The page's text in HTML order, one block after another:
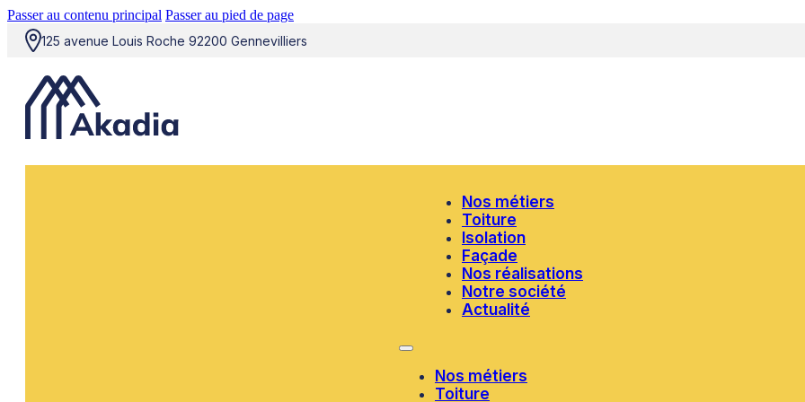
Passer au contenu principal Passer au pied de page
125 avenue Louis Roche 92200 Gennevilliers
Nos métiers
Toiture
Isolation
Façade
Nos réalisations
Notre société
Actualité
Nos métiers
Toiture